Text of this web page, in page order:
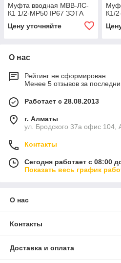
Муфта вводная МВВ-ЛС-
К1 1/2-МР50 IP67 ЗЭТА
Цену уточняйте
К1/
О нас
Рейтинг не сформирован
Менее 5 отзывов за
Работает с 28.08.2013
г. Алматы
ул. Бродского 37а офис 104,
Контакты
Сегодня работает с 08:00
Показать весь график
О нас
Контакты
Доставка и оплата